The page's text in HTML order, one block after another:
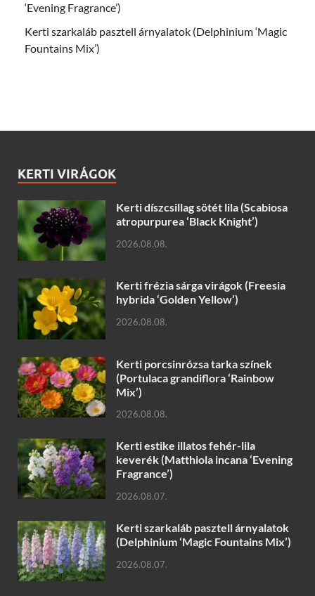
‘Evening Fragrance’)
Kerti szarkaláb pasztell árnyalatok (Delphinium ‘Magic
Fountains Mix’)
KERTI VIRÁGOK
Kerti díszcsillag sötét lila (Scabiosa
atropurpurea ‘Black Knight’)
2026.08.08.
Kerti frézia sárga virágok (Freesia
hybrida ‘Golden Yellow’)
2026.08.08.
Kerti porcsinrózsa tarka színek
(Portulaca grandiflora ‘Rainbow
Mix’)
2026.08.08.
Kerti estike illatos fehér-lila
keverék (Matthiola incana ‘Evening
Fragrance’)
2026.08.07.
Kerti szarkaláb pasztell árnyalatok
(Delphinium ‘Magic Fountains Mix’)
2026.08.07.